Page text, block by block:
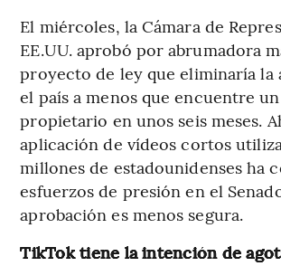
El miércoles, la Cámara de
EE.UU. aprobó por abrumadora
proyecto de ley que eliminaría la
el país a menos que encuentre
propietario en unos seis meses.
aplicación de vídeos cortos
millones de estadounidenses ha
esfuerzos de presión en el
aprobación es menos segura.
TikTok tiene la intención de